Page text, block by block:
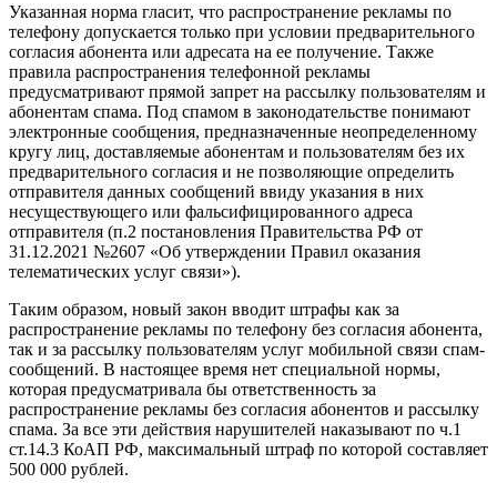
Указанная норма гласит, что распространение рекламы по
телефону допускается только при условии предварительного
согласия абонента или адресата на ее получение. Также
правила распространения телефонной рекламы
предусматривают прямой запрет на рассылку пользователям и
абонентам спама. Под спамом в законодательстве понимают
электронные сообщения, предназначенные неопределенному
кругу лиц, доставляемые абонентам и пользователям без их
предварительного согласия и не позволяющие определить
отправителя данных сообщений ввиду указания в них
несуществующего или фальсифицированного адреса
отправителя (п.2 постановления Правительства РФ от
31.12.2021 №2607 «Об утверждении Правил оказания
телематических услуг связи»).
Таким образом, новый закон вводит штрафы как за
распространение рекламы по телефону без согласия абонента,
так и за рассылку пользователям услуг мобильной связи спам-
сообщений. В настоящее время нет специальной нормы,
которая предусматривала бы ответственность за
распространение рекламы без согласия абонентов и рассылку
спама. За все эти действия нарушителей наказывают по ч.1
ст.14.3 КоАП РФ, максимальный штраф по которой составляет
500 000 рублей.